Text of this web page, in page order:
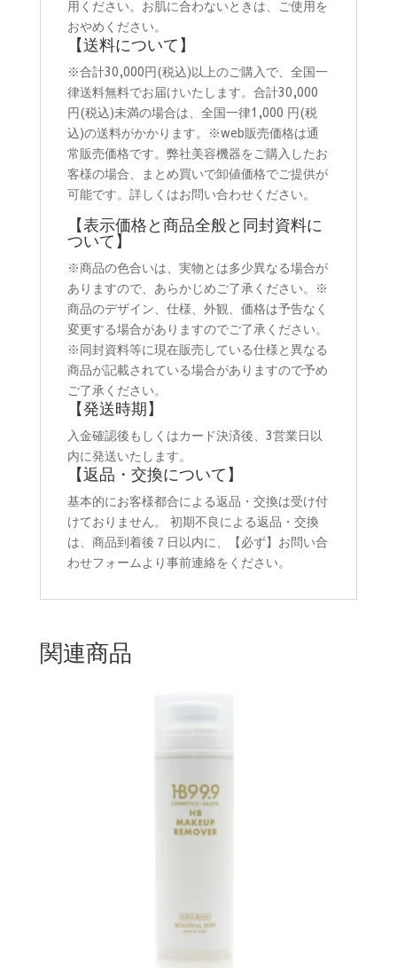
用ください。お肌に合わないときは、ご使用を
おやめください。
【送料について】
※合計30,000円(税込)以上のご購入で、全国一
律送料無料でお届けいたします。合計30,000
円(税込)未満の場合は、全国一律1,000 円(税
込)の送料がかかります。※web販売価格は通
常販売価格です。弊社美容機器をご購入したお
客様の場合、まとめ買いで卸値価格でご提供が
可能です。詳しくはお問い合わせください。
【表示価格と商品全般と同封資料に
ついて】
※商品の色合いは、実物とは多少異なる場合が
ありますので、あらかじめご了承ください。 ※
商品のデザイン、仕様、外観、価格は予告なく
変更する場合がありますのでご了承ください。
※同封資料等に現在販売している仕様と異なる
商品が記載されている場合がありますので予め
ご了承ください。
【発送時期】
入金確認後もしくはカード決済後、3営業日以
内に発送いたします。
【返品・交換について】
基本的にお客様都合による返品・交換は受け付
けておりません。 初期不良による返品・交換
は、商品到着後７日以内に、【必ず】お問い合
わせフォームより事前連絡をください。
関連商品